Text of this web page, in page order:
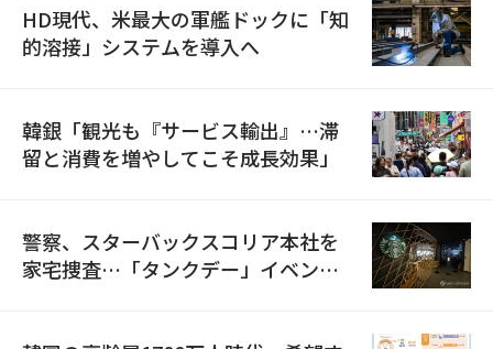
HD現代、米最大の軍艦ドックに「知
的溶接」システムを導入へ
韓銀「観光も『サービス輸出』…滞
留と消費を増やしてこそ成長効果」
警察、スターバックスコリア本社を
家宅捜査…「タンクデー」イベント